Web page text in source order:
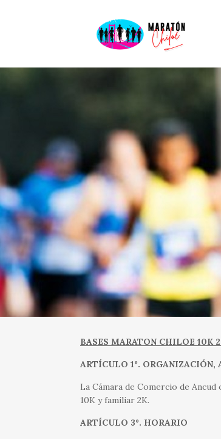
BASES MARATON CHILOE 10K
ARTÍCULO 1º.
La Cámara de Comercio de
10K y familiar 2K.
ARTÍCULO 3º. HORARIO